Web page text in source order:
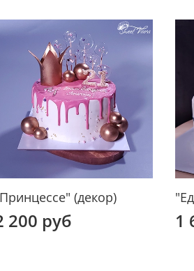
(декор)
200 руб 1